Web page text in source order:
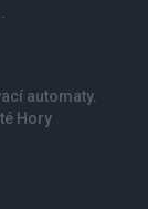
automaty.
Hory